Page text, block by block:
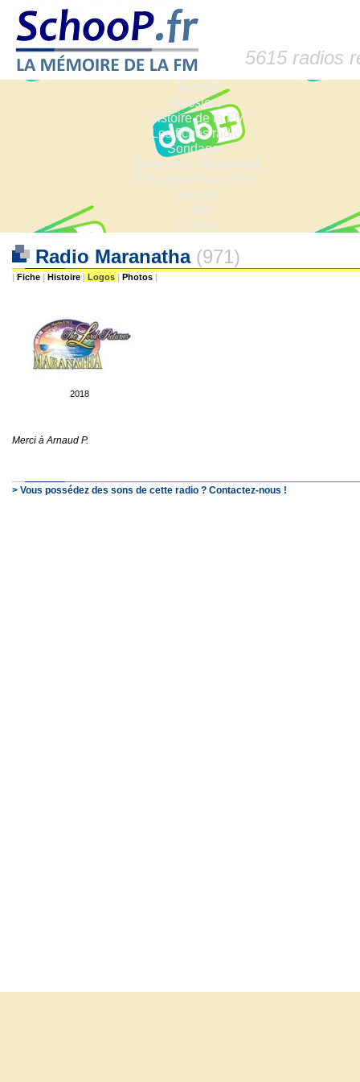
5615 radios
Accueil
Dossiers
Histoire de la FM
Les fiches radio
Sondages
Anciennes fréquences
Fréquences actuelles
Lexique
Liens
Contact
Radio Maranatha (971)
| Fiche | Histoire | Logos | Photos |
2018
Merci à Arnaud P.
> Vous possédez des sons de cette radio ? Contactez-nous !